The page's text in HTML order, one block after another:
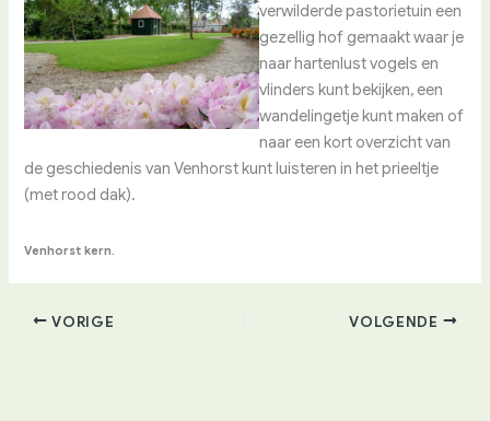
verwilderde pastorietuin een
gezellig hof gemaakt waar je
naar hartenlust vogels en
vlinders kunt bekijken, een
wandelingetje kunt maken of
naar een kort overzicht van
de geschiedenis van Venhorst kunt luisteren in het prieeltje
(met rood dak).
Venhorst kern.
VORIGE VOLGENDE